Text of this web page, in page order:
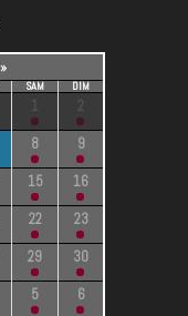
»
SAM DIM
1
2
8
9
15
16
22
23
29
30
5 6